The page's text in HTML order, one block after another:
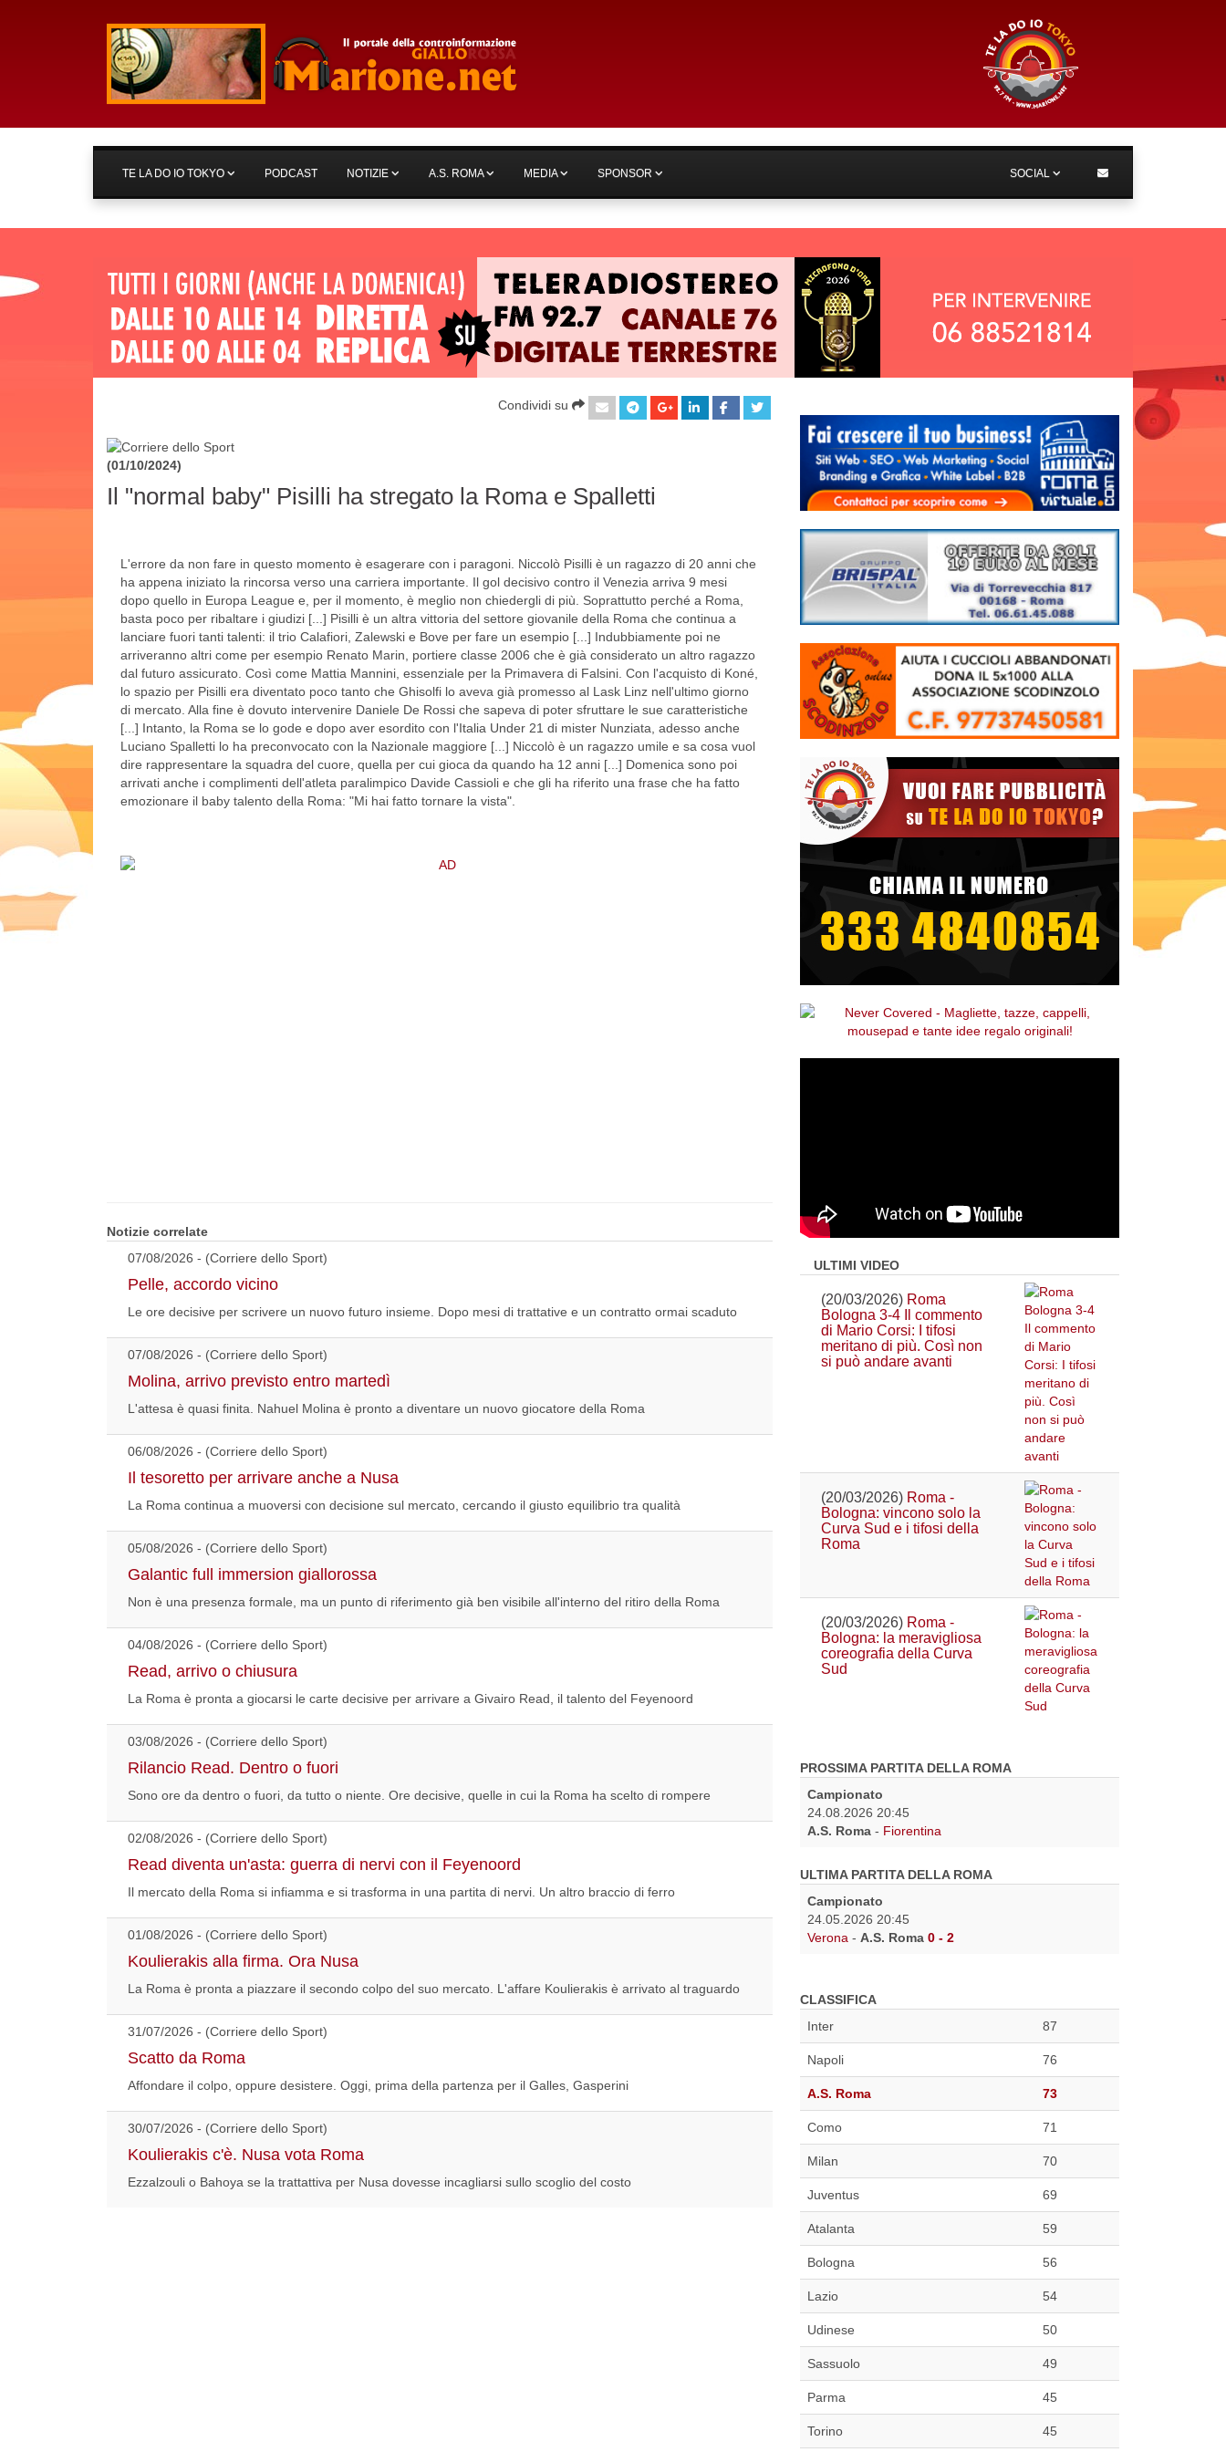
TE LA DO IO TOKYO PODCAST NOTIZIE A.S. ROMA MEDIA SPONSOR SOCIAL
Condividi su
(01/10/2024)
Il "normal baby" Pisilli ha stregato la Roma e Spalletti
L'errore da non fare in questo momento è esagerare con i paragoni. Niccolò Pisilli è un ragazzo di 20 anni che
ha appena iniziato la rincorsa verso una carriera importante. Il gol decisivo contro il Venezia arriva 9 mesi
dopo quello in Europa League e, per il momento, è meglio non chiedergli di più. Soprattutto perché a Roma,
basta poco per ribaltare i giudizi [...] Pisilli è un altra vittoria del settore giovanile della Roma che continua a
lanciare fuori tanti talenti: il trio Calafiori, Zalewski e Bove per fare un esempio [...] Indubbiamente poi ne
arriveranno altri come per esempio Renato Marin, portiere classe 2006 che è già considerato un altro ragazzo
dal futuro assicurato. Così come Mattia Mannini, essenziale per la Primavera di Falsini. Con l'acquisto di Koné,
lo spazio per Pisilli era diventato poco tanto che Ghisolfi lo aveva già promesso al Lask Linz nell'ultimo giorno
di mercato. Alla fine è dovuto intervenire Daniele De Rossi che sapeva di poter sfruttare le sue caratteristiche
[...] Intanto, la Roma se lo gode e dopo aver esordito con l'Italia Under 21 di mister Nunziata, adesso anche
Luciano Spalletti lo ha preconvocato con la Nazionale maggiore [...] Niccolò è un ragazzo umile e sa cosa vuol
dire rappresentare la squadra del cuore, quella per cui gioca da quando ha 12 anni [...] Domenica sono poi
arrivati anche i complimenti dell'atleta paralimpico Davide Cassioli e che gli ha riferito una frase che ha fatto
emozionare il baby talento della Roma: "Mi hai fatto tornare la vista".
Notizie correlate
07/08/2026 - (Corriere dello Sport)
Pelle, accordo vicino
Le ore decisive per scrivere un nuovo futuro insieme. Dopo mesi di trattative e un contratto ormai scaduto
07/08/2026 - (Corriere dello Sport)
Molina, arrivo previsto entro martedì
L'attesa è quasi finita. Nahuel Molina è pronto a diventare un nuovo giocatore della Roma
06/08/2026 - (Corriere dello Sport)
Il tesoretto per arrivare anche a Nusa
La Roma continua a muoversi con decisione sul mercato, cercando il giusto equilibrio tra qualità
05/08/2026 - (Corriere dello Sport)
Galantic full immersion giallorossa
Non è una presenza formale, ma un punto di riferimento già ben visibile all'interno del ritiro della Roma
04/08/2026 - (Corriere dello Sport)
Read, arrivo o chiusura
La Roma è pronta a giocarsi le carte decisive per arrivare a Givairo Read, il talento del Feyenoord
03/08/2026 - (Corriere dello Sport)
Rilancio Read. Dentro o fuori
Sono ore da dentro o fuori, da tutto o niente. Ore decisive, quelle in cui la Roma ha scelto di rompere
02/08/2026 - (Corriere dello Sport)
Read diventa un'asta: guerra di nervi con il Feyenoord
Il mercato della Roma si infiamma e si trasforma in una partita di nervi. Un altro braccio di ferro
01/08/2026 - (Corriere dello Sport)
Koulierakis alla firma. Ora Nusa
La Roma è pronta a piazzare il secondo colpo del suo mercato. L'affare Koulierakis è arrivato al traguardo
31/07/2026 - (Corriere dello Sport)
Scatto da Roma
Affondare il colpo, oppure desistere. Oggi, prima della partenza per il Galles, Gasperini
30/07/2026 - (Corriere dello Sport)
Koulierakis c'è. Nusa vota Roma
Ezzalzouli o Bahoya se la trattattiva per Nusa dovesse incagliarsi sullo scoglio del costo
ULTIMI VIDEO
(20/03/2026) Roma
Bologna 3-4 Il commento
di Mario Corsi: I tifosi
meritano di più. Così non
si può andare avanti
(20/03/2026) Roma -
Bologna: vincono solo la
Curva Sud e i tifosi della
Roma
(20/03/2026) Roma -
Bologna: la meravigliosa
coreografia della Curva
Sud
PROSSIMA PARTITA DELLA ROMA
Campionato
24.08.2026 20:45
A.S. Roma - Fiorentina
ULTIMA PARTITA DELLA ROMA
Campionato
24.05.2026 20:45
Verona - A.S. Roma 0 - 2
CLASSIFICA
Inter
87
Napoli 76
A.S. Roma 73
Como 71
Milan 70
Juventus 69
Atalanta 59
Bologna 56
Lazio 54
Udinese 50
Sassuolo 49
Parma 45
Torino 45